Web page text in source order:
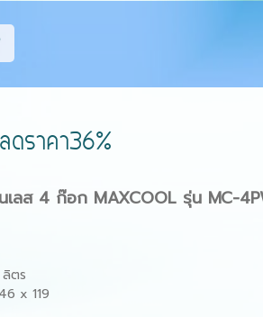
ราคา36%
เลส 4 ก๊อก MAXCOOL รุ่น MC-
ตร
x 119